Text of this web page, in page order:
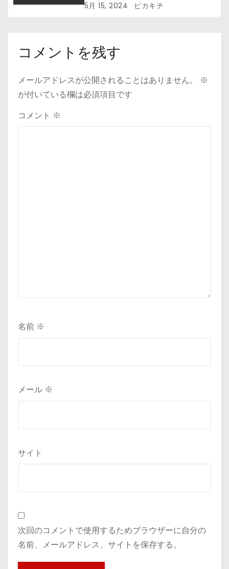
5月 15, 2024 ピカキチ
コメントを残す
メールアドレスが公開されることはありません。
※
が付いている欄は必須項目です
コメント ※
名前 ※
メール ※
サイト
次回のコメントで使用するためブラウザーに自分の
名前、メールアドレス、サイトを保存する。